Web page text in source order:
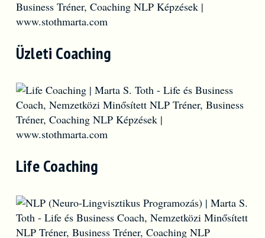
Üzleti Coaching
Life Coaching